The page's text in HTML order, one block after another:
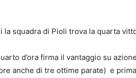
la squadra di Pioli trova la quarta
d’ora firma il vantaggio su
anche di tre ottime parate) e